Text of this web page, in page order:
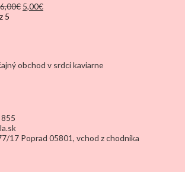
€ Pôvodná
5,00€Aktuálna
z 5
obchod v srdci kaviarne
17 Poprad 05801, vchod z chodníka